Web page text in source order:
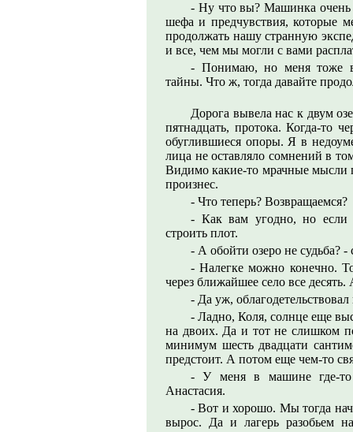
- Ну что вы? Машинка очень
шефа и предчувствия, которые
продолжать нашу странную
и все, чем мы могли с вами
- Понимаю, но меня тоже
тайны. Что ж, тогда давайте
Дорога вывела нас к двум
пятнадцать, протока. Когда-то
обуглившиеся опоры. Я в
лица не оставляло сомнений в
Видимо какие-то мрачные мысли
произнес.
- Что теперь? Возвращаемся?
- Как вам угодно, но если
строить плот.
- А обойти озеро не судьба?
- Налегке можно конечно.
через ближайшее село все
- Да уж,
- Ладно, Коля, солнце еще
на двоих. Да и тот не слишком
минимум шесть двадцати
предстоит. А потом еще чем-то
- У меня в машине где-то
Анастасия.
- Вот и хорошо. Мы тогда
выроc. Да и лагерь разобьем